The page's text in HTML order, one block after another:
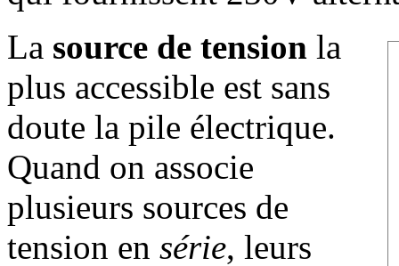
La source de tension la
plus accessible est sans
doute la pile électrique.
Quand on associe
plusieurs sources de
tension en série, leurs